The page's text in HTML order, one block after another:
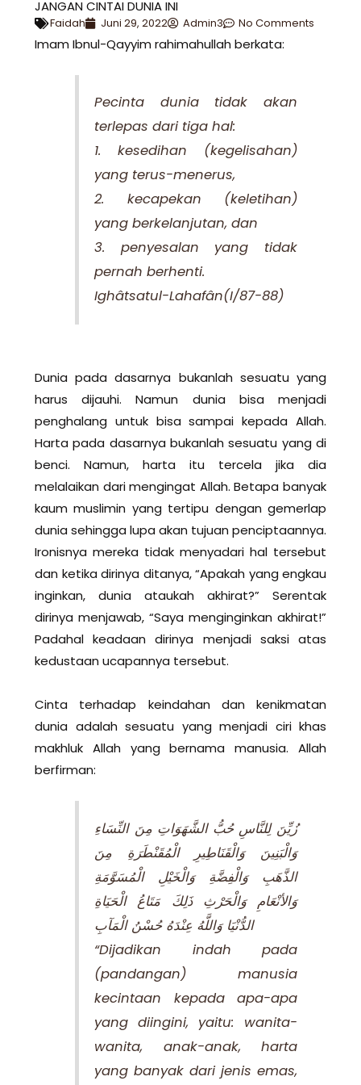
JANGAN CINTAI DUNIA INI
Faidah Juni 29, 2022 Admin3 No Comments
Imam Ibnul-Qayyim rahimahullah berkata:
Pecinta dunia tidak akan
terlepas dari tiga hal:
1. kesedihan (kegelisahan)
yang terus-menerus,
2. kecapekan (keletihan)
yang berkelanjutan, dan
3. penyesalan yang tidak
pernah berhenti.
Ighâtsatul-Lahafân(I/87-88)
Dunia pada dasarnya bukanlah sesuatu yang
harus dijauhi. Namun dunia bisa menjadi
penghalang untuk bisa sampai kepada Allah.
Harta pada dasarnya bukanlah sesuatu yang di
benci. Namun, harta itu tercela jika dia
melalaikan dari mengingat Allah. Betapa banyak
kaum muslimin yang tertipu dengan gemerlap
dunia sehingga lupa akan tujuan penciptaannya.
Ironisnya mereka tidak menyadari hal tersebut
dan ketika dirinya ditanya, “Apakah yang engkau
inginkan, dunia ataukah akhirat?” Serentak
dirinya menjawab, “Saya menginginkan akhirat!”
Padahal keadaan dirinya menjadi saksi atas
kedustaan ucapannya tersebut.
Cinta terhadap keindahan dan kenikmatan
dunia adalah sesuatu yang menjadi ciri khas
makhluk Allah yang bernama manusia. Allah
berfirman:
زُيِّنَ لِلنَّاسِ حُبُّ الشَّهَوَاتِ مِنَ النِّسَاءِ
وَالْبَنِينَ وَالْقَنَاطِيرِ الْمُقَنْطَرَةِ مِنَ
الذَّهَبِ وَالْفِضَّةِ وَالْخَيْلِ الْمُسَوَّمَةِ
وَالأنْعَامِ وَالْحَرْثِ ذَلِكَ مَتَاعُ الْحَيَاةِ
الدُّنْيَا وَاللَّهُ عِنْدَهُ حُسْنُ الْمَآبِ
“Dijadikan indah pada
(pandangan) manusia
kecintaan kepada apa-apa
yang diingini, yaitu: wanita-
wanita, anak-anak, harta
yang banyak dari jenis emas,